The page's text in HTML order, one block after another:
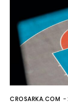
CROSARKA.COM -